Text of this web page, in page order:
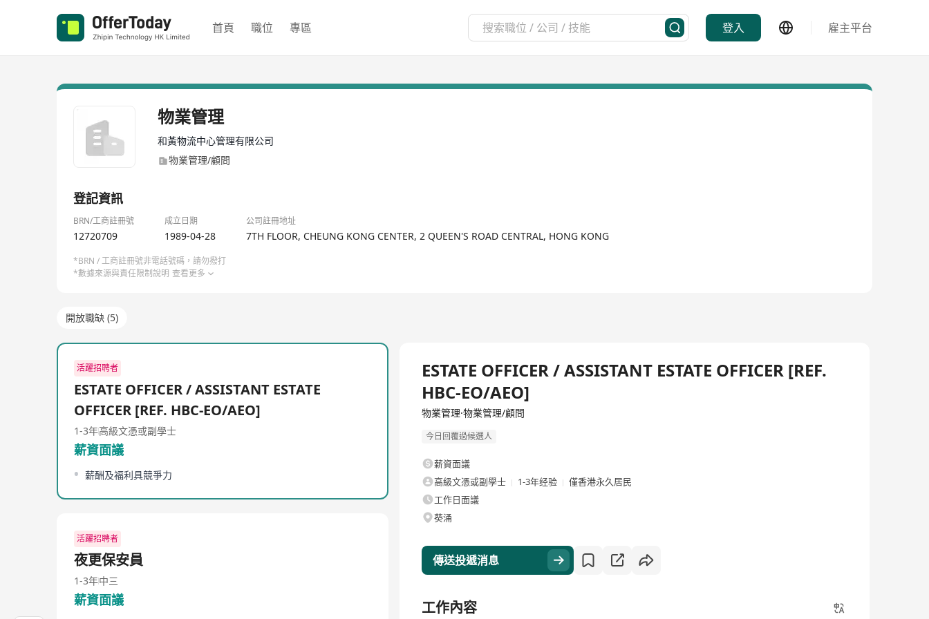
首頁 職位 專區 登入 雇主平台
物業管理
和黃物流中心管理有限公司
物業管理/顧問
登記資訊
BRN/工商註冊號 成立日期 公司註冊地址
12720709 1989-04-28 7TH FLOOR, CHEUNG KONG CENTER, 2 QUEEN'S ROAD CENTRAL, HONG KONG
*BRN / 工商註冊號非電話號碼，請勿撥打
*數據來源與責任限制說明 查看更多
開放職缺 (5)
活躍招聘者
ESTATE OFFICER / ASSISTANT ESTATE
OFFICER [REF. HBC-EO/AEO]
1-3年高級文憑或副學士
薪資面議
薪酬及福利具競爭力
活躍招聘者
夜更保安員
1-3年中三
薪資面議
ESTATE OFFICER / ASSISTANT ESTATE OFFICER [REF.
HBC-EO/AEO]
物業管理·物業管理/顧問
今日回覆過候選人
薪資面議
高級文憑或副學士
1-3年经验
僅香港永久居民
工作日面議
葵涌
傳送投遞消息
工作內容